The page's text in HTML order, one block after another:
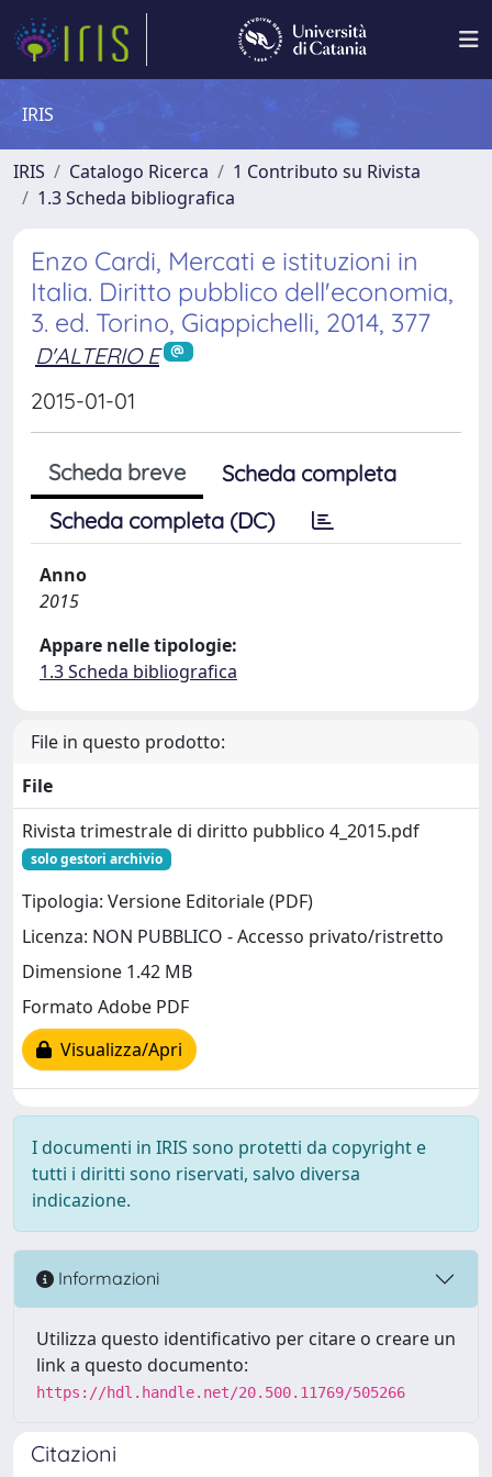
IRIS
IRIS Catalogo Ricerca
1 Contributo su Rivista
1.3 Scheda bibliografica
Enzo Cardi, Mercati e istituzioni in
Italia. Diritto pubblico dell'economia,
3. ed. Torino, Giappichelli, 2014, 377
D'ALTERIO E
2015-01-01
Scheda breve
Scheda completa
Scheda completa (DC)
Anno
2015
Appare nelle tipologie:
1.3 Scheda bibliografica
File in questo prodotto:
File
Rivista trimestrale di diritto pubblico 4_2015.pdf
solo gestori archivio
Tipologia: Versione Editoriale (PDF)
Licenza: NON PUBBLICO - Accesso privato/ristretto
Dimensione 1.42 MB
Formato Adobe PDF
Visualizza/Apri
I documenti in IRIS sono protetti da copyright e
tutti i diritti sono riservati, salvo diversa
indicazione.
Informazioni
Utilizza questo identificativo per citare o creare un
link a questo documento:
https://hdl.handle.net/20.500.11769/505266
Citazioni